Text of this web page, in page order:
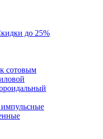
до 25%
сотовым